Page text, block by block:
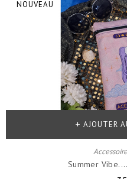
NOUVEAU
Summer
AJOUTER